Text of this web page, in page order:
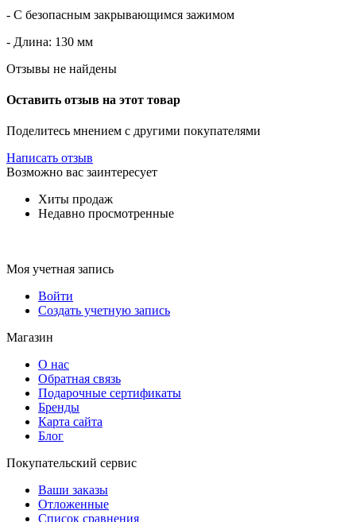
- С безопасным закрывающимся зажимом
- Длина: 130 мм
Отзывы не найдены
Оставить отзыв на этот товар
Поделитесь мнением с другими покупателями
Написать отзыв
Возможно вас заинтересует
Хиты продаж
Недавно просмотренные
Моя учетная запись
Войти
Создать учетную запись
Магазин
О нас
Обратная связь
Подарочные сертификаты
Бренды
Карта сайта
Блог
Покупательский сервис
Ваши заказы
Отложенные
Список сравнения